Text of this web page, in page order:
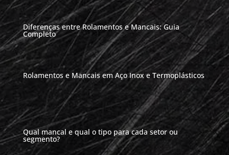
Diferenças entre Rolamentos e Mancais: Guia
Completo
Rolamentos e Mancais em Aço Inox e Termoplásticos
Qual mancal e qual o tipo para cada setor ou
segmento?